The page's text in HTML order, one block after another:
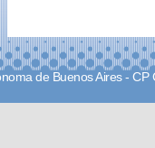
de Buenos Aires -